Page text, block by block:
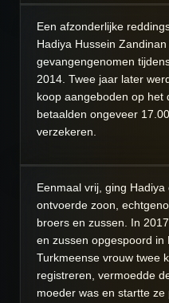
Een afzonderlijke
Hadiya Hussein
gevangengenomen
2014. Twee jaar later
koop aangeboden op het
betaalden ongeveer
verzekeren.
Eenmaal vrij, ging
ontvoerde zoon,
broers en zussen. In
en zussen opgespoord in
Turkmeense vrouw twee
registreren, vermoedde
moeder was en startte